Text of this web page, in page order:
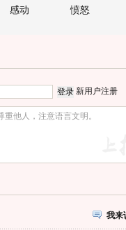
感动 愤怒
新用户注册
我来